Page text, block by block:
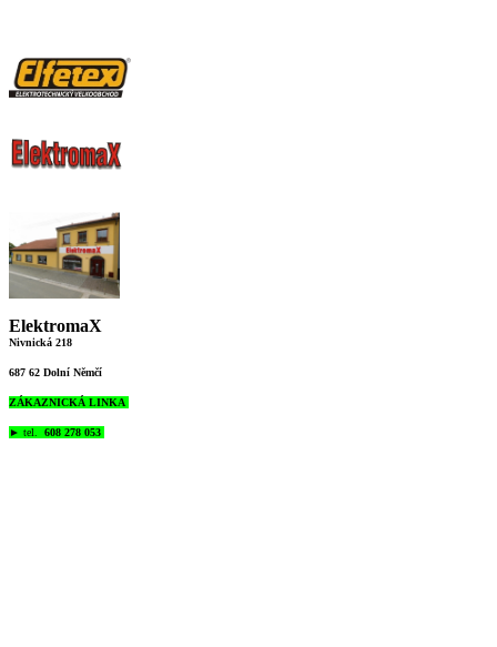
ElektromaX
Nivnická 218
687 62 Dolní Němčí
ZÁKAZNICKÁ LINKA
► tel. 608 278 053